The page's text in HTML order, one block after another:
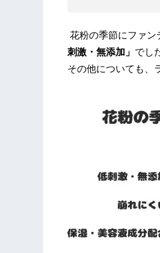
花粉の季節にファン
刺激・無添加」 でし
その他についても、